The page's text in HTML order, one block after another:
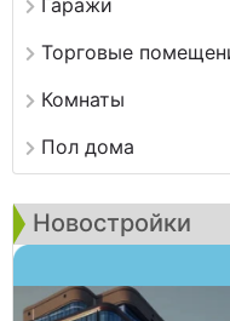
Торговые
Комнаты
Пол дома
Новостройки